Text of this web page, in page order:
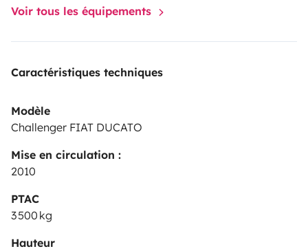
Voir tous les équipements
Caractéristiques techniques
Modèle
Challenger FIAT DUCATO
Mise en circulation :
2010
PTAC
3 500 kg
Hauteur